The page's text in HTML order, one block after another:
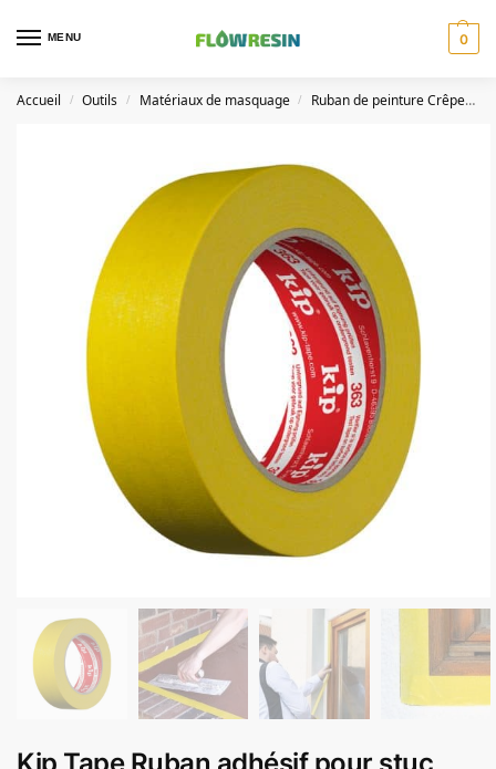
MENU 0
Accueil / Outils / Matériaux de masquage / Ruban de peinture Crêpe
Kip Tape Ruban adhésif pour stuc